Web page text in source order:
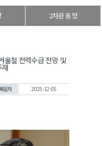
2차관 동정
울철 전력수급 전망 및
재
일자 2025-12-05